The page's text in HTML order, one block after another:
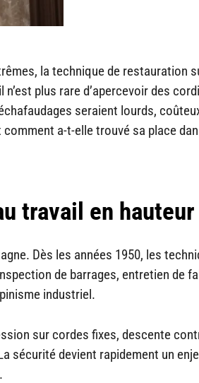
la technique de restauration
plus rare d’apercevoir des
seraient lourds,
a-t-elle trouvé sa place
travail en hauteur
Dès les années 1950, les
de barrages, entretien de
industriel.
sur cordes fixes, descente
sécurité devient rapidement un